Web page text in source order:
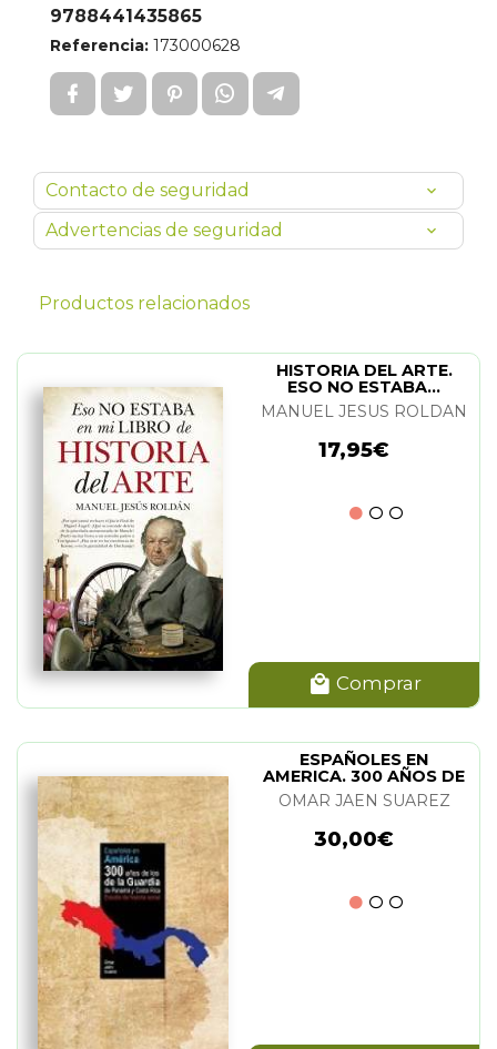
9788441435865
Referencia: 173000628
Contacto de seguridad
Advertencias de seguridad
Productos relacionados
HISTORIA DEL ARTE.
ESO NO ESTABA...
MANUEL JESUS ROLDAN
17,95€
Comprar
ESPAÑOLES EN
AMERICA. 300 AÑOS DE
LOS DE LA GUARDIA.1º
OMAR JAEN SUAREZ
30,00€